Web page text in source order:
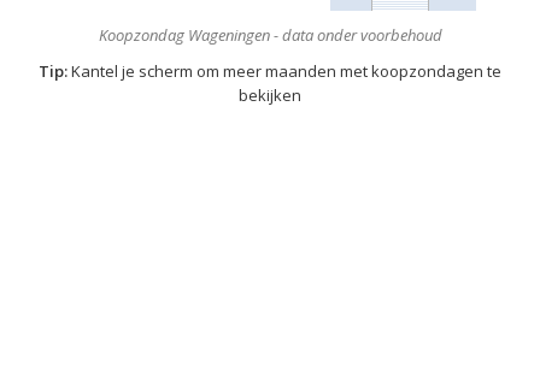
Koopzondag Wageningen - data onder voorbehoud
Tip:Kantel je scherm om meer maanden met koopzondagen te
bekijken